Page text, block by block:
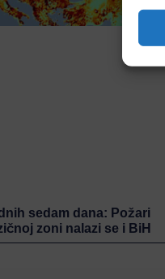
sedam dana: Požari
zoni nalazi se i BiH